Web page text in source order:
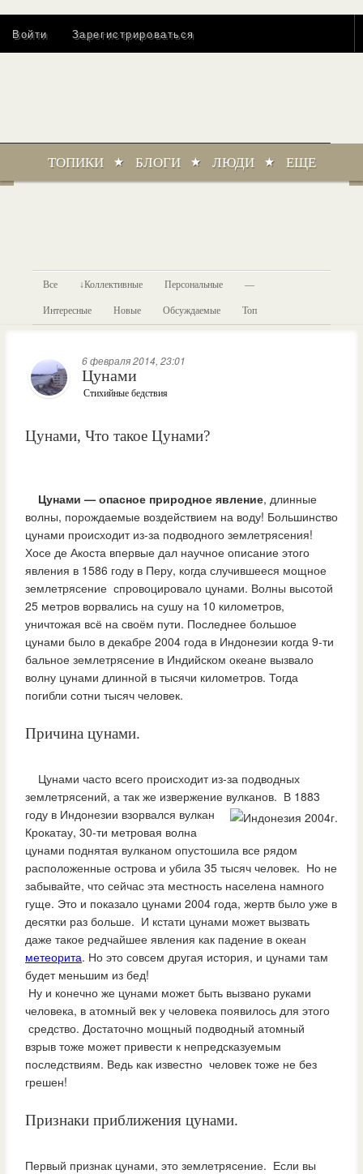
Войти Зарегистрироваться
ТОПИКИ БЛОГИ ЛЮДИ ЕЩЕ
Все Коллективные Персональные —
Интересные Новые Обсуждаемые Топ
6 февраля 2014, 23:01
Цунами
Стихийные бедствия
Цунами, Что такое Цунами?
Цунами — опасное природное явление, длинные
волны, порождаемые воздействием на воду! Большинство
цунами происходит из-за подводного землетрясения!
Хосе де Акоста впервые дал научное описание этого
явления в 1586 году в Перу, когда случившееся мощное
землетрясение спровоцировало цунами. Волны высотой
25 метров ворвались на сушу на 10 километров,
уничтожая всё на своём пути. Последнее большое
цунами было в декабре 2004 года в Индонезии когда 9-ти
бальное землетрясение в Индийском океане вызвало
волну цунами длинной в тысячи километров. Тогда
погибли сотни тысяч человек.
Причина цунами.
Цунами часто всего происходит из-за подводных
землетрясений, а так же извержение вулканов. В 1883
году в Индонезии взорвался вулкан
Крокатау, 30-ти метровая волна
цунами поднятая вулканом опустошила все рядом
расположенные острова и убила 35 тысяч человек. Но не
забывайте, что сейчас эта местность населена намного
гуще. Это и показало цунами 2004 года, жертв было уже в
десятки раз больше. И кстати цунами может вызвать
даже такое редчайшее явления как падение в океан
метеорита. Но это совсем другая история, и цунами там
будет меньшим из бед!
Ну и конечно же цунами может быть вызвано руками
человека, в атомный век у человека появилось для этого
средство. Достаточно мощный подводный атомный
взрыв тоже может привести к непредсказуемым
последствиям. Ведь как известно человек тоже не без
грешен!
Признаки приближения цунами.
Первый признак цунами, это землетрясение. Если вы